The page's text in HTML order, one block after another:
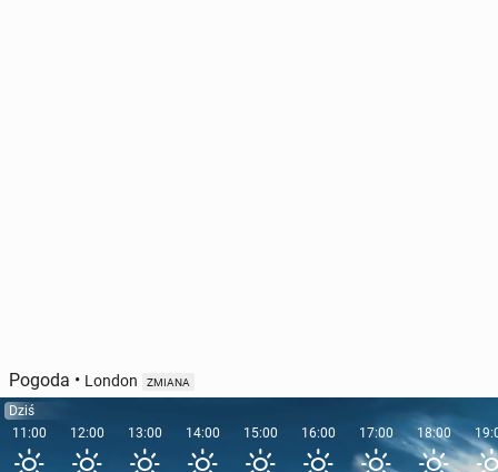
Pogoda • London ZMIANA
Dziś
11:00
12:00 13:00 14:00 15:00 16:00 17:00 18:00